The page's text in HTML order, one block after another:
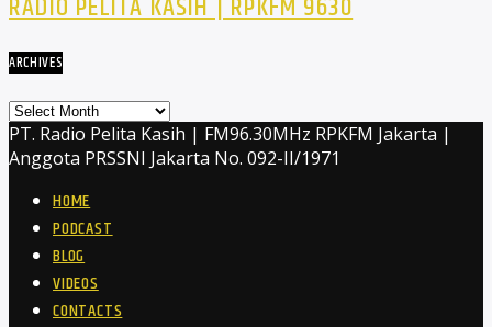
ARCHIVES
Archives
PT. Radio Pelita Kasih | FM96.30MHz RPKFM Jakarta |
Anggota PRSSNI Jakarta No. 092-II/1971
HOME
PODCAST
BLOG
VIDEOS
CONTACTS